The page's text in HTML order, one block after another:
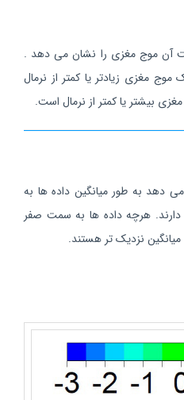
آن موج مغزی را نشان می دهد .
مغزی زیادتر یا کمتر از نرمال
بیشتر یا کمتر از نرمال است.
دهد به طور میانگین داده ها به
دارند. هرچه داده ها به سمت صفر
نزدیک تر هستند.